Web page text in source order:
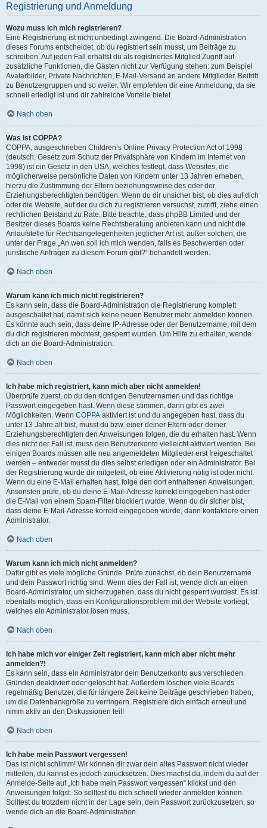
Registrierung und Anmeldung
Wozu muss ich mich registrieren?
Eine Registrierung ist nicht unbedingt zwingend. Die Board-Administration
dieses Forums entscheidet, ob du registriert sein musst, um Beiträge zu
schreiben. Auf jeden Fall erhältst du als registriertes Mitglied Zugriff auf
zusätzliche Funktionen, die Gästen nicht zur Verfügung stehen: zum Beispiel
Avatarbilder, Private Nachrichten, E-Mail-Versand an andere Mitglieder, Beitritt
zu Benutzergruppen und so weiter. Wir empfehlen dir eine Anmeldung, da sie
schnell erledigt ist und dir zahlreiche Vorteile bietet.
Nach oben
Was ist COPPA?
COPPA, ausgeschrieben Children’s Online Privacy Protection Act of 1998
(deutsch: Gesetz zum Schutz der Privatsphäre von Kindern im Internet von
1998) ist ein Gesetz in den USA, welches festlegt, dass Websites, die
möglicherweise persönliche Daten von Kindern unter 13 Jahren erheben,
hierzu die Zustimmung der Eltern beziehungsweise des oder der
Erziehungsberechtigten benötigen. Wenn du dir unsicher bist, ob dies auf dich
oder die Website, auf der du dich zu registrieren versuchst, zutrifft, ziehe einen
rechtlichen Beistand zu Rate. Bitte beachte, dass phpBB Limited und der
Besitzer dieses Boards keine Rechtsberatung anbieten kann und nicht die
Anlaufstelle für Rechtsangelegenheiten jeglicher Art ist; außer solchen, die
unter der Frage „An wen soll ich mich wenden, falls es Beschwerden oder
juristische Anfragen zu diesem Forum gibt?“ behandelt werden.
Nach oben
Warum kann ich mich nicht registrieren?
Es kann sein, dass die Board-Administration die Registrierung komplett
ausgeschaltet hat, damit sich keine neuen Benutzer mehr anmelden können.
Es könnte auch sein, dass deine IP-Adresse oder der Benutzername, mit dem
du dich registrieren möchtest, gesperrt wurden. Um Hilfe zu erhalten, wende
dich an die Board-Administration.
Nach oben
Ich habe mich registriert, kann mich aber nicht anmelden!
Überprüfe zuerst, ob du den richtigen Benutzernamen und das richtige
Passwort eingegeben hast. Wenn diese stimmen, dann gibt es zwei
Möglichkeiten. Wenn COPPA aktiviert ist und du angegeben hast, dass du
unter 13 Jahre alt bist, musst du bzw. einer deiner Eltern oder deiner
Erziehungsberechtigten den Anweisungen folgen, die du erhalten hast. Wenn
dies nicht der Fall ist, muss dein Benutzerkonto vielleicht aktiviert werden. Bei
einigen Boards müssen alle neu angemeldeten Mitglieder erst freigeschaltet
werden – entweder musst du dies selbst erledigen oder ein Administrator. Bei
der Registrierung wurde dir mitgeteilt, ob eine Aktivierung nötig ist oder nicht.
Wenn du eine E-Mail erhalten hast, folge den dort enthaltenen Anweisungen.
Ansonsten prüfe, ob du deine E-Mail-Adresse korrekt eingegeben hast oder
die E-Mail von einem Spam-Filter blockiert wurde. Wenn du dir sicher bist,
dass deine E-Mail-Adresse korrekt eingegeben wurde, dann kontaktiere einen
Administrator.
Nach oben
Warum kann ich mich nicht anmelden?
Dafür gibt es viele mögliche Gründe. Prüfe zunächst, ob dein Benutzername
und dein Passwort richtig sind. Wenn dies der Fall ist, wende dich an einen
Board-Administrator, um sicherzugehen, dass du nicht gesperrt wurdest. Es ist
ebenfalls möglich, dass ein Konfigurationsproblem mit der Website vorliegt,
welches ein Administrator lösen muss.
Nach oben
Ich habe mich vor einiger Zeit registriert, kann mich aber nicht mehr
anmelden?!
Es kann sein, dass ein Administrator dein Benutzerkonto aus verschieden
Gründen deaktiviert oder gelöscht hat. Außerdem löschen viele Boards
regelmäßig Benutzer, die für längere Zeit keine Beiträge geschrieben haben,
um die Datenbankgröße zu verringern. Registriere dich einfach erneut und
nimm aktiv an den Diskussionen teil!
Nach oben
Ich habe mein Passwort vergessen!
Das ist nicht schlimm! Wir können dir zwar dein altes Passwort nicht wieder
mitteilen, du kannst es jedoch zurücksetzen. Dies machst du, indem du auf der
Anmelde-Seite auf „Ich habe mein Passwort vergessen“ klickst und den
Anweisungen folgst. So solltest du dich schnell wieder anmelden können.
Solltest du trotzdem nicht in der Lage sein, dein Passwort zurückzusetzen, so
wende dich an die Board-Administration.